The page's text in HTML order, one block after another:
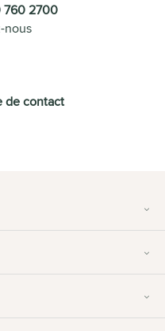
760 2700
nous
de contact